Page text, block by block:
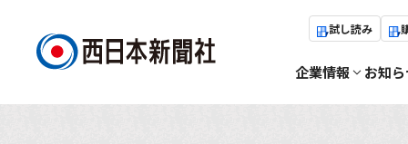
試し読み
企業情報 お知